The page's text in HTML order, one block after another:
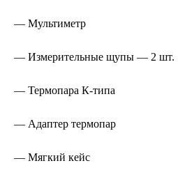
— Мультиметр
— Измерительные щупы — 2 шт.
— Термопара К-типа
— Адаптер термопар
— Мягкий кейс